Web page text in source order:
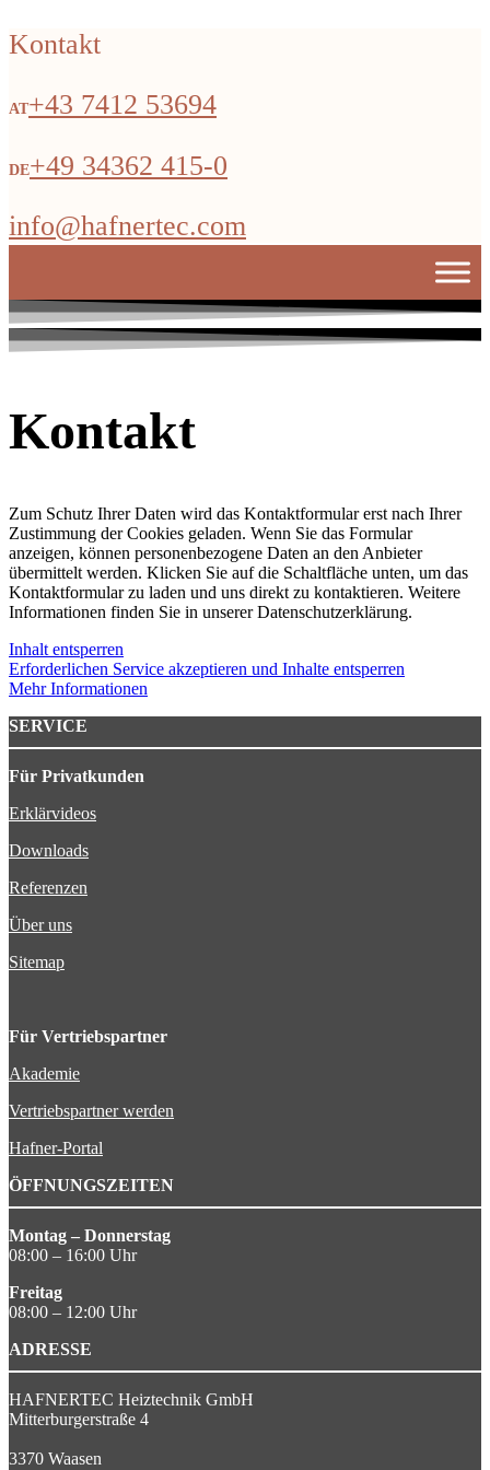
Kontakt
+43 7412 53694
+49 34362 415-0
info@hafnertec.com
Kontakt
Zum Schutz Ihrer Daten wird das Kontaktformular erst nach Ihrer
Zustimmung der Cookies geladen. Wenn Sie das Formular
anzeigen, können personenbezogene Daten an den Anbieter
übermittelt werden. Klicken Sie auf die Schaltfläche unten, um das
Kontaktformular zu laden und uns direkt zu kontaktieren. Weitere
Informationen finden Sie in unserer Datenschutzerklärung.
Inhalt entsperren
Erforderlichen Service akzeptieren und Inhalte entsperren
Mehr Informationen
SERVICE
Für Privatkunden
Erklärvideos
Downloads
Referenzen
Über uns
Sitemap
Für Vertriebspartner
Akademie
Vertriebspartner werden
Hafner-Portal
ÖFFNUNGSZEITEN
Montag – Donnerstag
08:00 – 16:00 Uhr
Freitag
08:00 – 12:00 Uhr
ADRESSE
HAFNERTEC Heiztechnik GmbH
Mitterburgerstraße 4
3370 Waasen